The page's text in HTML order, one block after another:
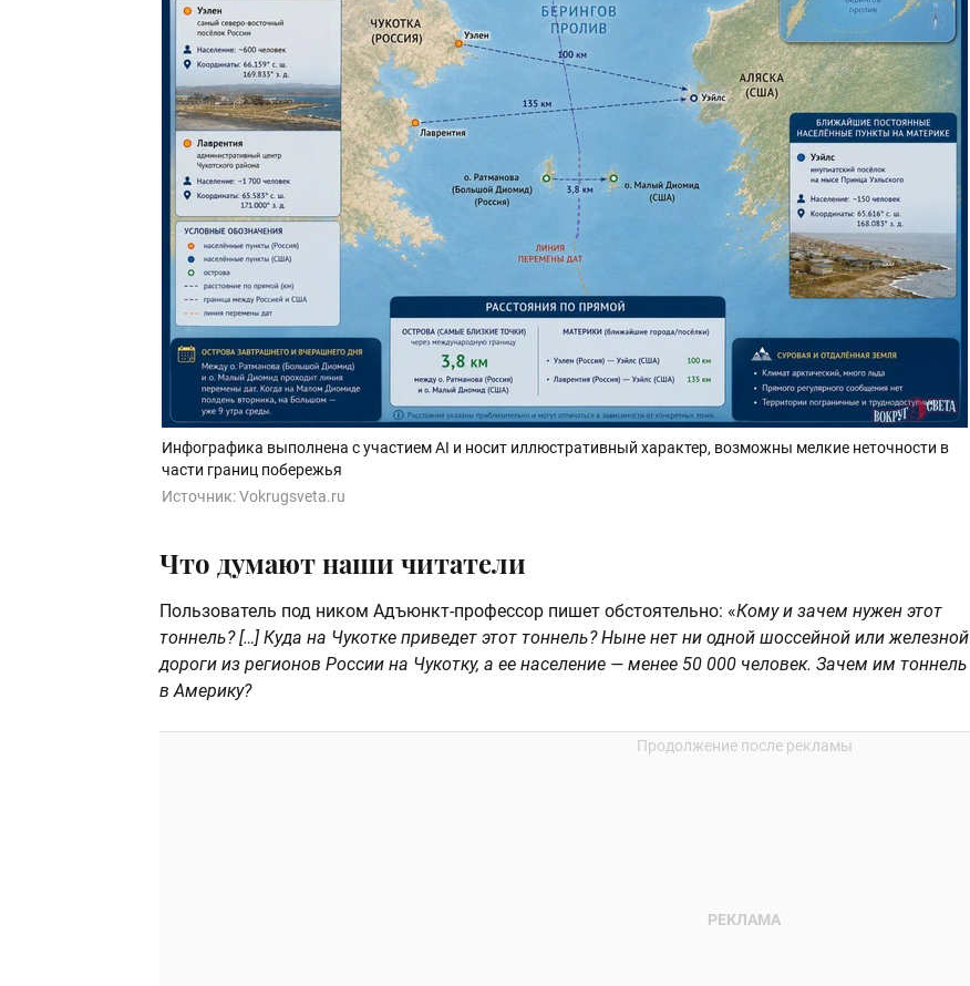
Инфографика выполнена с участием AI и носит иллюстративный характер, возможны мелкие неточности в
части границ побережья
Источник:Vokrugsveta.ru
Что думают наши читатели
Пользователь под ником Адъюнкт-профессор пишет обстоятельно: «Кому и зачем нужен этот
тоннель? […] Куда на Чукотке приведет этот тоннель? Ныне нет ни одной шоссейной или железной
дороги из регионов России на Чукотку, а ее население — менее 50 000 человек. Зачем им тоннель
в Америку?